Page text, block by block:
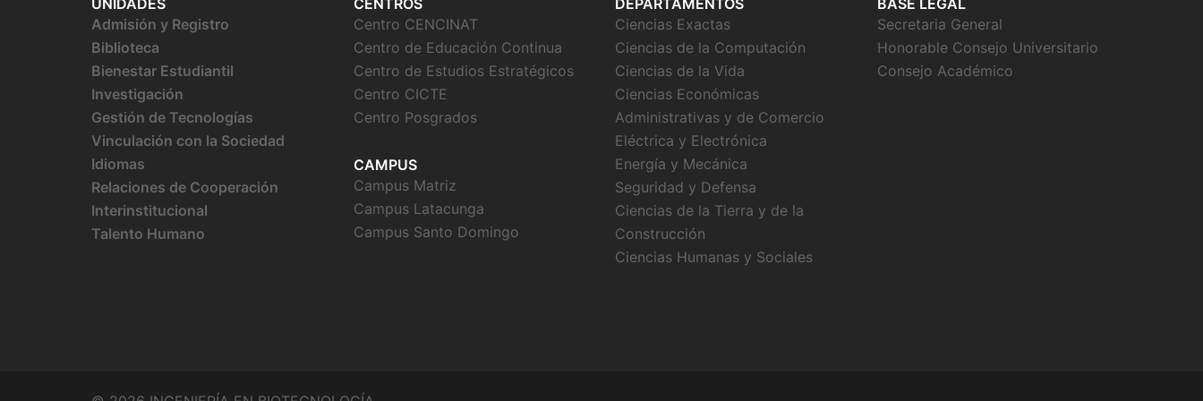
UNIDADES
Admisión y Registro
Biblioteca
Bienestar Estudiantil
Investigación
Gestión de Tecnologías
Vinculación con la Sociedad
Idiomas
Relaciones de Cooperación
Interinstitucional
Talento Humano
CENTROS
Centro CENCINAT
Centro de Educación Continua
Centro de Estudios Estratégicos
Centro CICTE
Centro Posgrados
CAMPUS
Campus Matriz
Campus Latacunga
Campus Santo Domingo
DEPARTAMENTOS
Ciencias Exactas
Ciencias de la Computación
Ciencias de la Vida
Ciencias Económicas
Administrativas y de Comercio
Eléctrica y Electrónica
Energía y Mecánica
Seguridad y Defensa
Ciencias de la Tierra y de la
Construcción
Ciencias Humanas y Sociales
BASE LEGAL
Secretaria General
Honorable Consejo Universitario
Consejo Académico